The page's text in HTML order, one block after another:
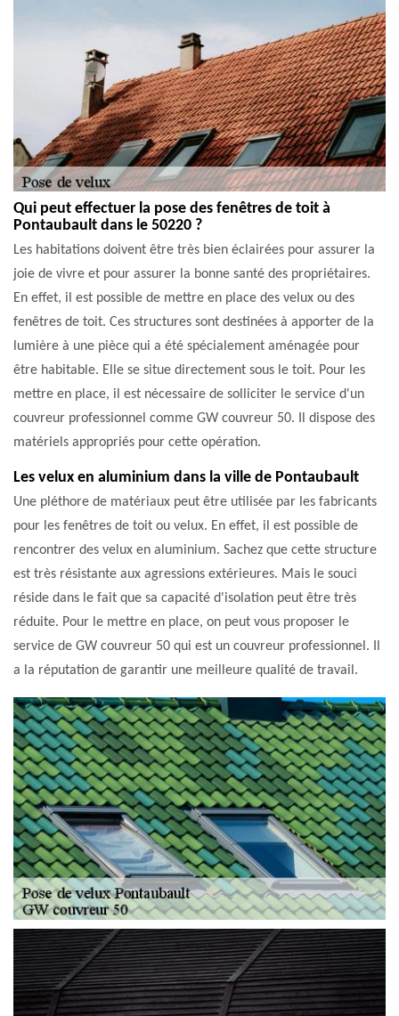
Qui peut effectuer la pose des fenêtres de toit à
Pontaubault dans le 50220 ?
Les habitations doivent être très bien éclairées pour assurer la
joie de vivre et pour assurer la bonne santé des propriétaires.
En effet, il est possible de mettre en place des velux ou des
fenêtres de toit. Ces structures sont destinées à apporter de la
lumière à une pièce qui a été spécialement aménagée pour
être habitable. Elle se situe directement sous le toit. Pour les
mettre en place, il est nécessaire de solliciter le service d'un
couvreur professionnel comme GW couvreur 50. Il dispose des
matériels appropriés pour cette opération.
Les velux en aluminium dans la ville de Pontaubault
Une pléthore de matériaux peut être utilisée par les fabricants
pour les fenêtres de toit ou velux. En effet, il est possible de
rencontrer des velux en aluminium. Sachez que cette structure
est très résistante aux agressions extérieures. Mais le souci
réside dans le fait que sa capacité d'isolation peut être très
réduite. Pour le mettre en place, on peut vous proposer le
service de GW couvreur 50 qui est un couvreur professionnel. Il
a la réputation de garantir une meilleure qualité de travail.